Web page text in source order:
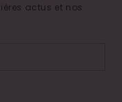
actus et nos